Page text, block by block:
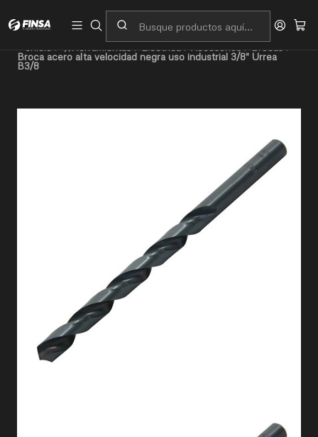
Broca acero alta velocidad negra uso industrial 3/8" Urrea
B3/8